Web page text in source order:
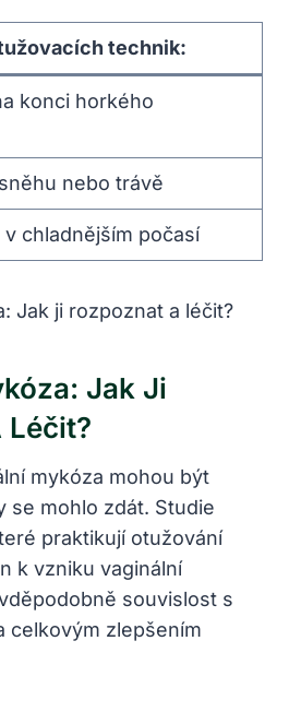
technik:
konci horkého
nebo trávě
chladnějším počasí
Jak Ji
Léčit?
mykóza mohou být
se mohlo zdát. Studie
praktikují otužování
k vzniku vaginální
souvislost s
celkovým zlepšením